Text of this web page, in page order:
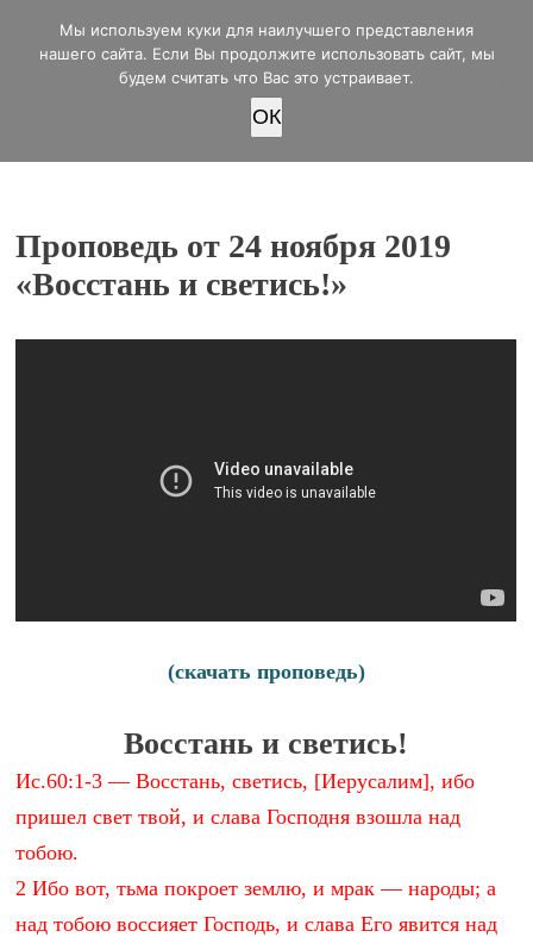
office@lifeinvictory.ru
+7 950 189 4420
Россия, г.Оренбург, ул.Мира 32/2
Проповедь от 24 ноября 2019
«Восстань и светись!»
(скачать проповедь)
Восстань и светись!
Ис.60:1-3 — Восстань, светись, [Иерусалим], ибо
пришел свет твой, и слава Господня взошла над
тобою.
2 Ибо вот, тьма покроет землю, и мрак — народы; а
над тобою воссияет Господь, и слава Его явится над
Мы используем куки для наилучшего представления
нашего сайта. Если Вы продолжите использовать сайт, мы
будем считать что Вас это устраивает.
OК